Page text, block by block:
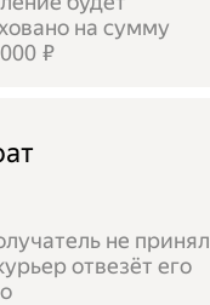
на сумму
₽
не принял
отвезёт его